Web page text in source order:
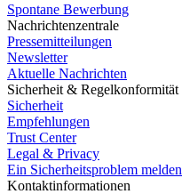
Spontane Bewerbung
Nachrichtenzentrale
Pressemitteilungen
Newsletter
Aktuelle Nachrichten
Sicherheit & Regelkonformität
Sicherheit
Empfehlungen
Trust Center
Legal & Privacy
Ein Sicherheitsproblem melden
Kontaktinformationen